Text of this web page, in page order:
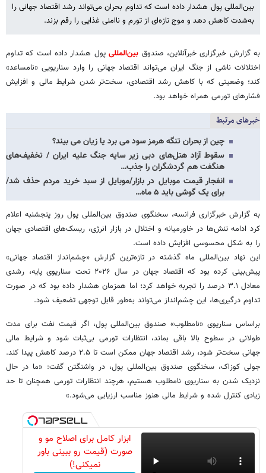
بین‌المللی پول هشدار داده است که تداوم بحران می‌تواند رشد اقتصاد جهانی را
به‌شدت کاهش دهد و موج تازه‌ای از تورم و ناامنی غذایی را رقم بزند.
به گزارش خبرگزاری خبرآنلاین، صندوق بین‌المللیپول هشدار داده است که تداوم
اختلالات ناشی از جنگ ایران می‌تواند اقتصاد جهانی را وارد سناریویی «نامساعد»
کند؛ وضعیتی که با کاهش رشد اقتصادی، سخت‌تر شدن شرایط مالی و افزایش
فشارهای تورمی همراه خواهد بود.
خبرهای مرتبط
چین از بحران تنگه هرمز سود می برد یا زیان می بیند؟
سقوط آزاد هتل‌های دبی زیر سایه جنگ علیه ایران / تخفیف‌های
هنگفت هم گردشگران را جذب…
انفجار قیمت موبایل در بازار/موبایل از سبد خرید مردم حذف شد/
برای یک گوشی باید ۵ ماه…
به گزارش خبرگزاری فرانسه، سخنگوی صندوق بین‌المللی پول روز پنجشنبه اعلام
کرد ادامه تنش‌ها در خاورمیانه و اختلال در بازار انرژی، ریسک‌های اقتصادی جهان
را به شکل محسوسی افزایش داده است.
این نهاد بین‌المللی ماه گذشته در تازه‌ترین گزارش «چشم‌انداز اقتصاد جهانی»
پیش‌بینی کرده بود که اقتصاد جهان در سال ۲۰۲۶ تحت سناریوی پایه، رشدی
معادل ۳.۱ درصد را تجربه خواهد کرد؛ اما همزمان هشدار داده بود که در صورت
تداوم درگیری‌ها، این چشم‌انداز می‌تواند به‌طور قابل توجهی تضعیف شود.
براساس سناریوی «نامطلوب» صندوق بین‌المللی پول، اگر قیمت نفت برای مدت
طولانی در سطوح بالا باقی بماند، انتظارات تورمی بی‌ثبات شود و شرایط مالی
جهانی سخت‌تر شود، رشد اقتصاد جهان ممکن است تا ۲.۵ درصد کاهش پیدا کند.
جولی کوزاک، سخنگوی صندوق بین‌المللی پول، در واشنگتن گفت: «ما در حال
نزدیک شدن به سناریوی نامطلوب هستیم، هرچند انتظارات تورمی همچنان تا حد
زیادی کنترل شده و شرایط مالی هنوز مناسب ارزیابی می‌شود.»
ابزار کامل برای اصلاح مو و
صورت (قیمت رو ببینی باور
نمیکنی!)